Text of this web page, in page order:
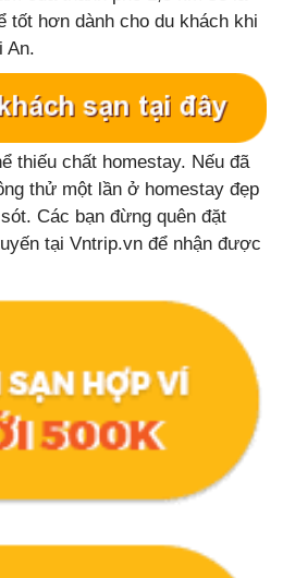
tốt hơn dành cho du khách khi
An.
thiếu chất homestay. Nếu đã
thử một lần ở homestay đẹp
Các bạn đừng quên đặt
tại Vntrip.vn để nhận được